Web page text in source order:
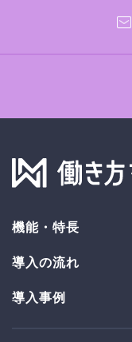
機能・特長
導入の流れ
導入事例